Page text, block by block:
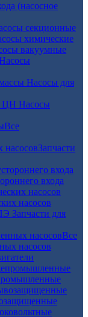
(насосное
секционные
химические
вакуумные
Насосы для
Насосы
Все
Запчасти
входа
насосов
Запчасти для
Все
насосов